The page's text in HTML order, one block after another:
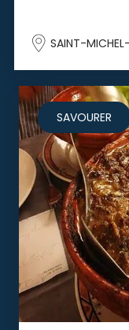
SAINT-
SAVOURER